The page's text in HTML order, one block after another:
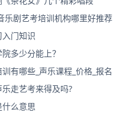
乐剧艺考培训机构哪里好推
门知识
多少分能上？
有哪些_声乐课程_价格_报名
走艺考来得及吗?
么意思